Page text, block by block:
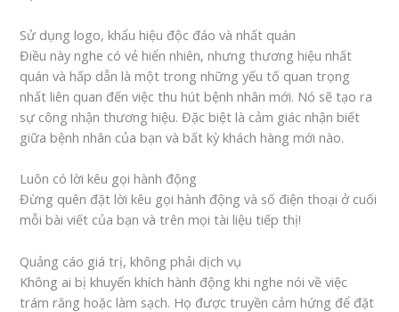
Sử dụng logo, khẩu hiệu độc đáo và nhất quán
Điều này nghe có vẻ hiển nhiên, nhưng thương hiệu nhất
quán và hấp dẫn là một trong những yếu tố quan trọng
nhất liên quan đến việc thu hút bệnh nhân mới. Nó sẽ tạo ra
sự công nhận thương hiệu. Đặc biệt là cảm giác nhận biết
giữa bệnh nhân của bạn và bất kỳ khách hàng mới nào.
Luôn có lời kêu gọi hành động
Đừng quên đặt lời kêu gọi hành động và số điện thoại ở cuối
mỗi bài viết của bạn và trên mọi tài liệu tiếp thị!
Quảng cáo giá trị, không phải dịch vụ
Không ai bị khuyến khích hành động khi nghe nói về việc
trám răng hoặc làm sạch. Họ được truyền cảm hứng để đặt